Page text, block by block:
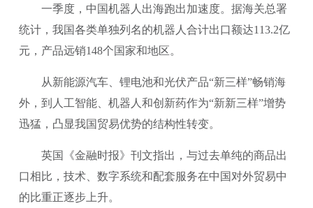
一季度，中国机器人出海跑出加速度。据海关总署
统计，我国各类单独列名的机器人合计出口额达113.2亿
元，产品远销148个国家和地区。
从新能源汽车、锂电池和光伏产品“新三样”畅销海
外，到人工智能、机器人和创新药作为“新新三样”增势
迅猛，凸显我国贸易优势的结构性转变。
英国《金融时报》刊文指出，与过去单纯的商品出
口相比，技术、数字系统和配套服务在中国对外贸易中
的比重正逐步上升。